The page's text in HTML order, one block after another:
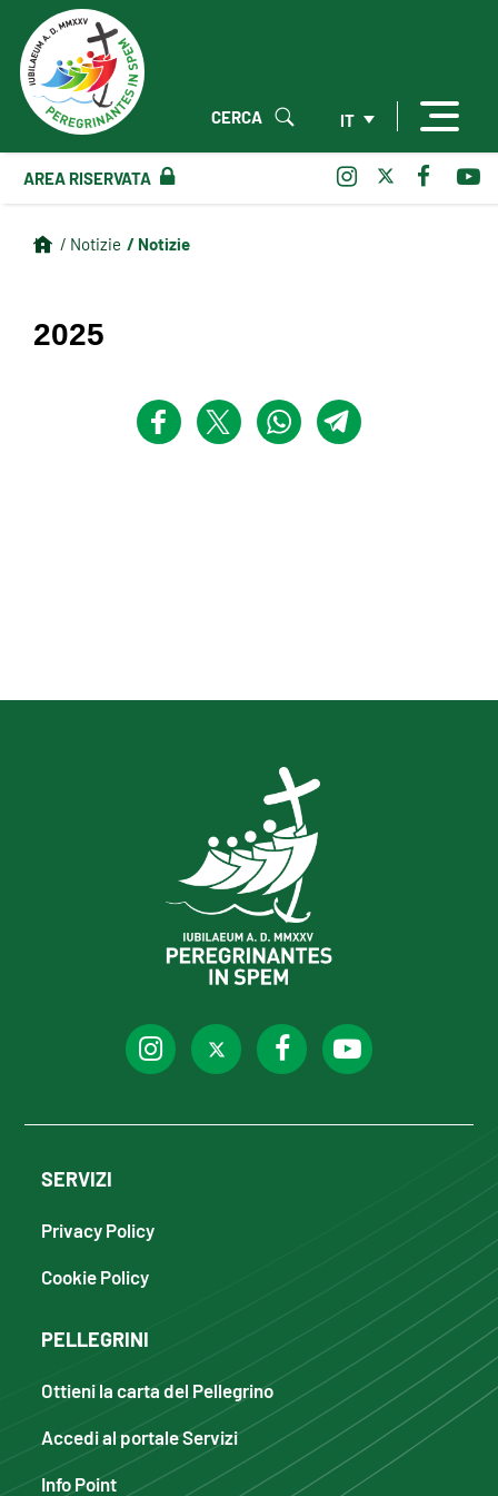
IT
CERCA
AREA RISERVATA
/ Notizie / Notizie
2025
SERVIZI
Privacy Policy
Cookie Policy
PELLEGRINI
Ottieni la carta del Pellegrino
Accedi al portale Servizi
Info Point